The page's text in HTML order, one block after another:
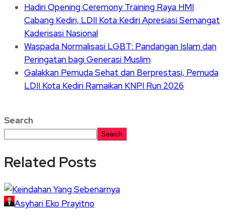
Hadiri Opening Ceremony Training Raya HMI
Cabang Kediri, LDII Kota Kediri Apresiasi Semangat
Kaderisasi Nasional
Waspada Normalisasi LGBT: Pandangan Islam dan
Peringatan bagi Generasi Muslim
Galakkan Pemuda Sehat dan Berprestasi, Pemuda
LDII Kota Kediri Ramaikan KNPI Run 2026
Search
Search
Related Posts
Asyhari Eko Prayitno